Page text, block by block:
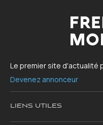
Le premier site d'actualité
Devenez annonceur
LIENS UTILES